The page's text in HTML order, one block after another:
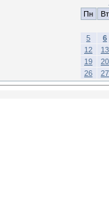
Пн
Вт
5
6
12
13
19
20
26
27